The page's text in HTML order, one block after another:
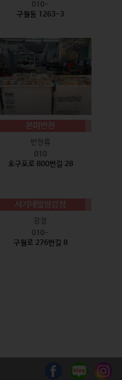
010-
구월동 1263-3
본미반찬
반찬류
010
호구포로 800번길 28
서기네말랑강정
강정
010-
구월로 276번길 8